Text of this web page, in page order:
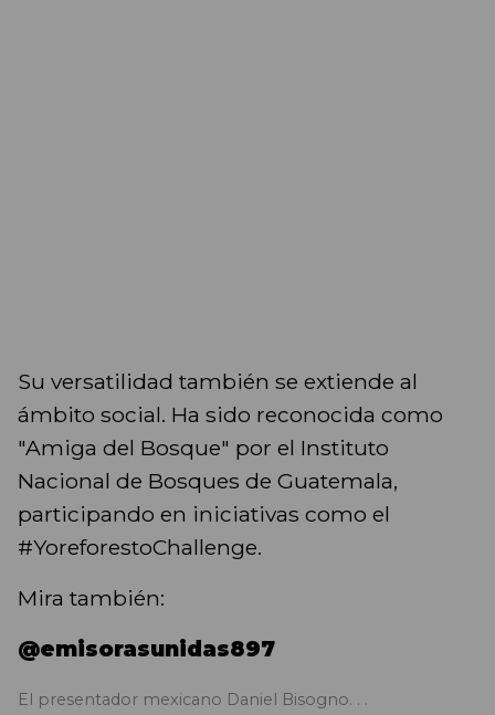
Su versatilidad también se extiende al
ámbito social. Ha sido reconocida como
"Amiga del Bosque" por el Instituto
Nacional de Bosques de Guatemala,
participando en iniciativas como el
#YoreforestoChallenge.
Mira también:
@emisorasunidas897
El presentador mexicano Daniel Bisogno. . .